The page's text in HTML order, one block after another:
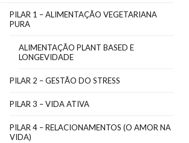
PILAR 1 – ALIMENTAÇÃO VEGETARIANA
PURA
ALIMENTAÇÃO PLANT BASED E
LONGEVIDADE
PILAR 2 – GESTÃO DO STRESS
PILAR 3 – VIDA ATIVA
PILAR 4 – RELACIONAMENTOS (O AMOR NA
VIDA)